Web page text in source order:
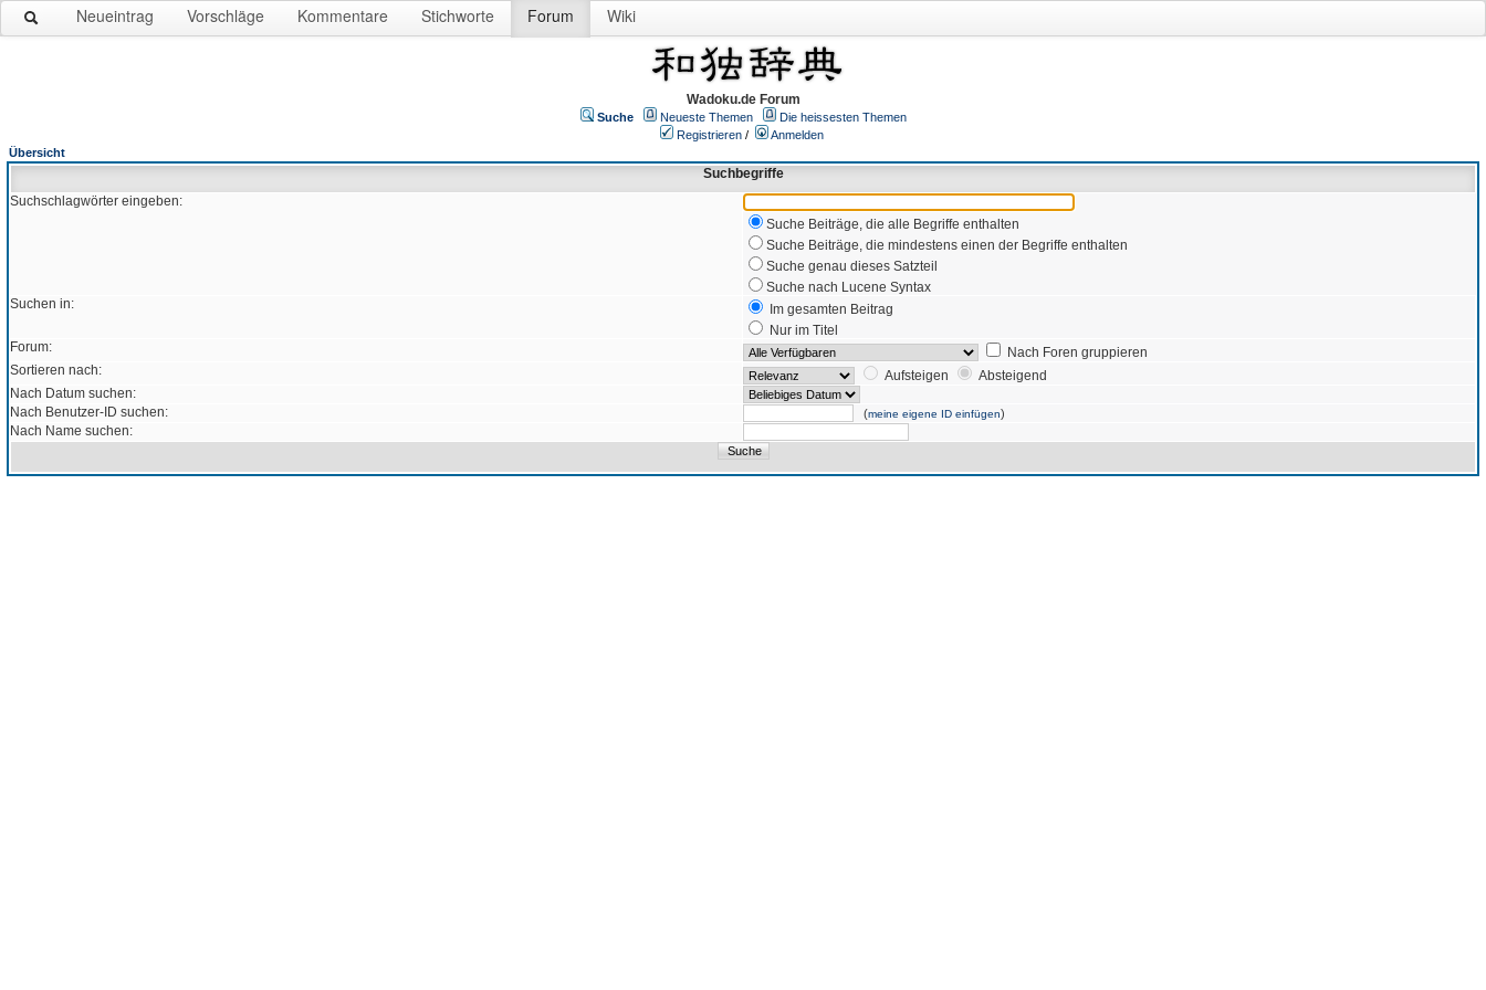
Neueintrag Vorschläge Kommentare Stichworte Forum Wiki
Wadoku.de Forum
Suche Neueste Themen
Die heissesten Themen
Registrieren /
Anmelden
Übersicht
Suchbegriffe
Suchschlagwörter eingeben:
Suche Beiträge, die alle Begriffe enthalten
Suche Beiträge, die mindestens einen der Begriffe enthalten
Suche genau dieses Satzteil
Suche nach Lucene Syntax
Suchen in:
Im gesamten Beitrag
Nur im Titel
Forum:
Nach Foren gruppieren
Sortieren nach:
Aufsteigen
Absteigend
Nach Datum suchen:
Nach Benutzer-ID suchen:
(meine eigene ID einfügen)
Nach Name suchen: